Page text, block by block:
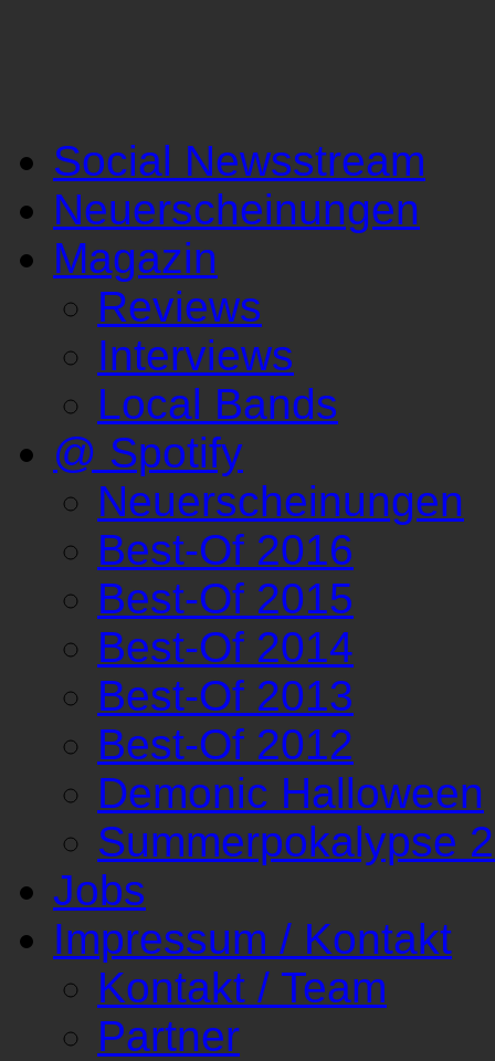
Social Newsstream
Neuerscheinungen
Magazin
Reviews
Interviews
Local Bands
@ Spotify
Neuerscheinungen
Best-Of 2016
Best-Of 2015
Best-Of 2014
Best-Of 2013
Best-Of 2012
Demonic Halloween
Summerpokalypse
Jobs
Impressum / Kontakt
Kontakt / Team
Partner